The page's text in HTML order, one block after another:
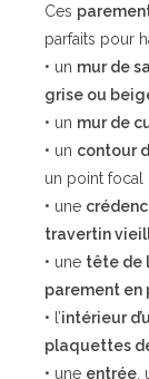
Ces
parfaits pour
• un mur de
grise ou
• un mur de
• un contour
un point focal
• une
travertin
• une tête de
parement en
• l’intérieur
plaquettes
• une entrée